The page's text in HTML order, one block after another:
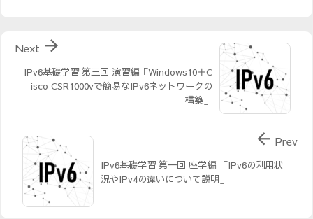
IPv6基礎学習 第三回 演習編「Windows10＋C
isco CSR1000vで簡易なIPv6ネットワークの
構築」

Next
IPv6基礎学習 第一回 座学編 「IPv6の利用状
況やIPv4の違いについて説明」
 Prev